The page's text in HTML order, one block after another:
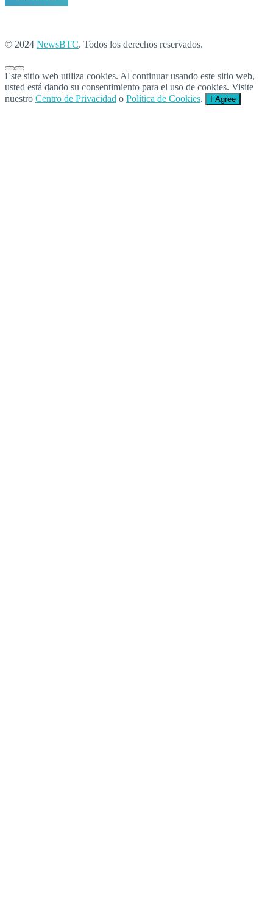
© 2024 NewsBTC. Todos los derechos reservados.
Este sitio web utiliza cookies. Al continuar usando este sitio web,
usted está dando su consentimiento para el uso de cookies. Visite
nuestro Centro de Privacidad o Política de Cookies. I Agree